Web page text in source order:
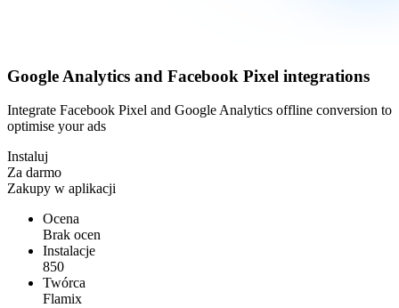
Google Analytics and Facebook Pixel integrations
Integrate Facebook Pixel and Google Analytics offline conversion to
optimise your ads
Instaluj
Za darmo
Zakupy w aplikacji
Ocena
Brak ocen
Instalacje
850
Twórca
Flamix